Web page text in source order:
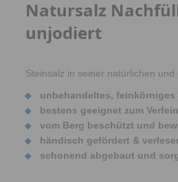
Natursalz
unjodiert
Steinsalz in seiner natürlichen und
unbehandeltes,
bestens geeignet zum
vom Berg beschützt und
händisch gefördert &
schonend abgebaut und